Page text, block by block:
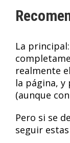
La
realmente
la página,
(aunque
Pero si se
seguir